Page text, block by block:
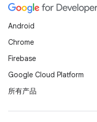
Android
Chrome
Firebase
Google Cloud Platform
所有产品